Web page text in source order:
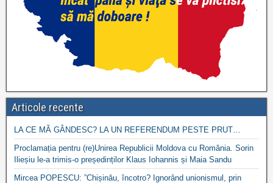
Articole recente
LA CE MĂ GÂNDESC? LA UN REFERENDUM PESTE PRUT…
Proclamația pentru (re)Unirea Republicii Moldova cu România. Sorin
Ilieșiu le-a trimis-o președinților Klaus Iohannis și Maia Sandu
Mircea POPESCU: ”Chișinău, încotro? Ignorând unionismul, prin